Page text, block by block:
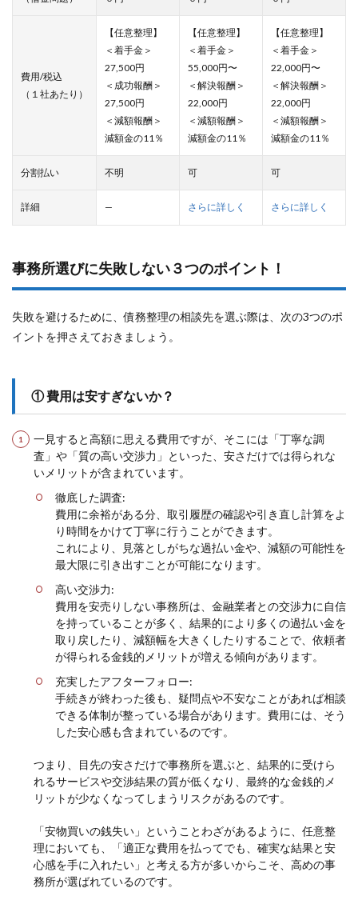
費用/税込
（１社あたり）
【任意整理】
＜着手金＞
27,500円
＜成功報酬＞
27,500円
＜減額報酬＞
減額金の11％
【任意整理】
＜着手金＞
55,000円〜
＜解決報酬＞
22,000円
＜減額報酬＞
減額金の11％
【任意整理】
＜着手金＞
22,000円〜
＜解決報酬＞
22,000円
＜減額報酬＞
減額金の11％
分割払い 不明 可 可
詳細 — さらに詳しく さらに詳しく
事務所選びに失敗しない３つのポイント！
失敗を避けるために、債務整理の相談先を選ぶ際は、次の3つのポ
イントを押さえておきましょう。
① 費用は安すぎないか？
一見すると高額に思える費用ですが、そこには「丁寧な調
査」や「質の高い交渉力」といった、安さだけでは得られな
いメリットが含まれています。
徹底した調査:
費用に余裕がある分、取引履歴の確認や引き直し計算をよ
り時間をかけて丁寧に行うことができます。
これにより、見落としがちな過払い金や、減額の可能性を
最大限に引き出すことが可能になります。
高い交渉力:
費用を安売りしない事務所は、金融業者との交渉力に自信
を持っていることが多く、結果的により多くの過払い金を
取り戻したり、減額幅を大きくしたりすることで、依頼者
が得られる金銭的メリットが増える傾向があります。
充実したアフターフォロー:
手続きが終わった後も、疑問点や不安なことがあれば相談
できる体制が整っている場合があります。費用には、そう
した安心感も含まれているのです。
つまり、目先の安さだけで事務所を選ぶと、結果的に受けら
れるサービスや交渉結果の質が低くなり、最終的な金銭的メ
リットが少なくなってしまうリスクがあるのです。
「安物買いの銭失い」ということわざがあるように、任意整
理においても、「適正な費用を払ってでも、確実な結果と安
心感を手に入れたい」と考える方が多いからこそ、高めの事
務所が選ばれているのです。